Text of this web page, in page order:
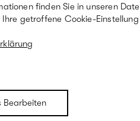
finden Sie in unseren
Ihre getroffene Cookie-
Bearbeiten